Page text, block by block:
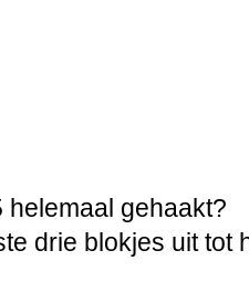
helemaal gehaakt?
drie blokjes uit tot